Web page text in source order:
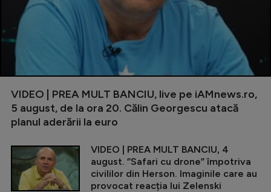
VIDEO | PREA MULT BANCIU, live pe iAMnews.ro,
5 august, de la ora 20. Călin Georgescu atacă
planul aderării la euro
VIDEO | PREA MULT BANCIU, 4
august. ”Safari cu drone” împotriva
civililor din Herson. Imaginile care au
provocat reacția lui Zelenski